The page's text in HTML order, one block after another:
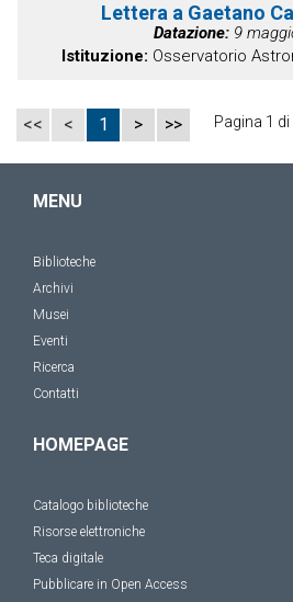
Lettera a Gaetano
Datazione 9
Istituzione Osservatorio
<< < 1 > >> Pagina 1 di
MENU
Biblioteche
Archivi
Musei
Eventi
Ricerca
Contatti
HOMEPAGE
Catalogo biblioteche
Risorse elettroniche
Teca digitale
Pubblicare in Open Access